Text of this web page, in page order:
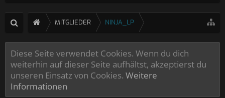
MITGLIEDER NINJA_LP
Diese Seite verwendet Cookies. Wenn du dich
weiterhin auf dieser Seite aufhältst, akzeptierst du
unseren Einsatz von Cookies. Weitere
Informationen